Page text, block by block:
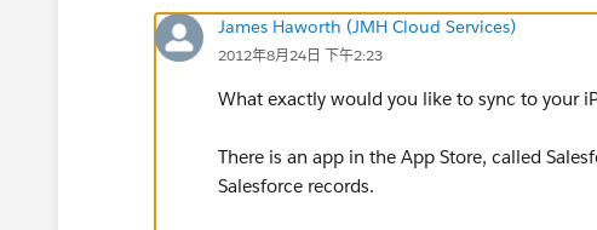
James Haworth (JMH Cloud Services)
2012年8月24日 下午2:23
What exactly would you like to sync to your
There is an app in the App Store, called
Salesforce records.